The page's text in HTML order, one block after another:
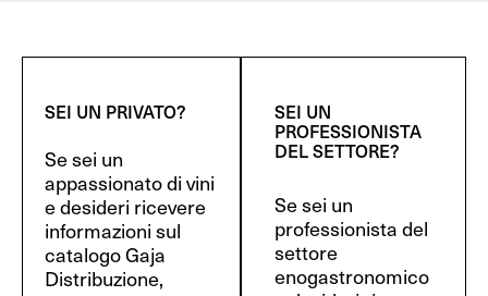
SEI UN PRIVATO?
Se sei un
appassionato di vini
e desideri ricevere
informazioni sul
catalogo Gaja
Distribuzione,
SEI UN
PROFESSIONISTA
DEL SETTORE?
Se sei un
professionista del
settore
enogastronomico